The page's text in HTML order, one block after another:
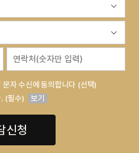
자 수신에 동의합니다 (선택)
(필수)
보기
신청